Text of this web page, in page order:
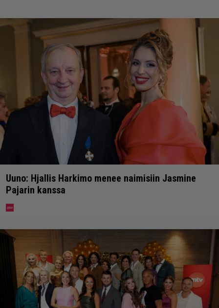
Uuno: Hjallis Harkimo menee naimisiin Jasmine
Pajarin kanssa